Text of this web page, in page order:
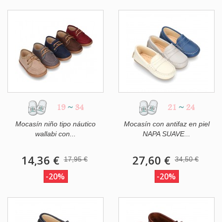
19 ~ 34
Mocasín niño tipo náutico
wallabi con...
14,36 € 17,95 €
-20%
21 ~ 24
Mocasín con antifaz en piel
NAPA SUAVE...
27,60 € 34,50 €
-20%